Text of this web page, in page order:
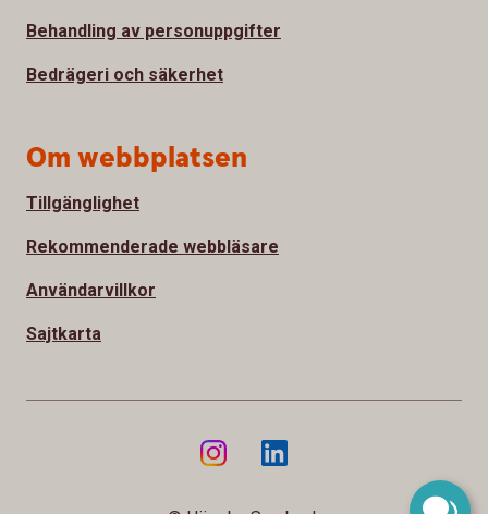
Behandling av personuppgifter
Bedrägeri och säkerhet
Om webbplatsen
Tillgänglighet
Rekommenderade webbläsare
Användarvillkor
Sajtkarta